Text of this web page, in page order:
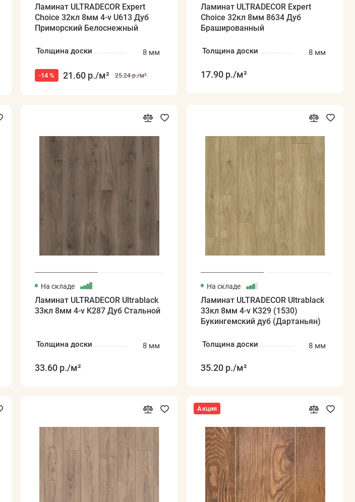
Ламинат ULTRADECOR Expert
Choice 32кл 8мм 4-v U613 Дуб
Приморский Белоснежный
Толщина доски 8 мм
-14 % 21.60 р./м² 25.24 р./м²
Ламинат ULTRADECOR Expert
Choice 32кл 8мм 8634 Дуб
Брашированный
Толщина доски 8 мм
17.90 р./м²
На складе
Ламинат ULTRADECOR Ultrablack
33кл 8мм 4-v K287 Дуб Стальной
Толщина доски 8 мм
33.60 р./м²
На складе
Ламинат ULTRADECOR Ultrablack
33кл 8мм 4-v K329 (1530)
Букингемский дуб (Дартаньян)
Толщина доски 8 мм
35.20 р./м²
Акция